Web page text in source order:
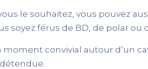
le souhaitez, vous pouvez
soyez férus de BD, de polar
moment convivial autour d’un